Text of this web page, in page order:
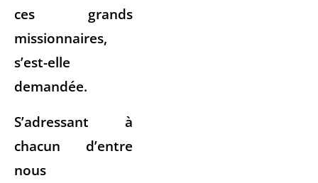
ces grands
missionnaires,
s’est-elle
demandée.
S’adressant à
chacun d’entre
nous